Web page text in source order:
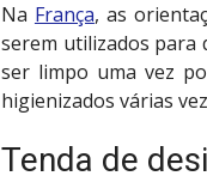
Na França, as
serem utilizados para
ser limpo uma vez
higienizados várias
Tenda de